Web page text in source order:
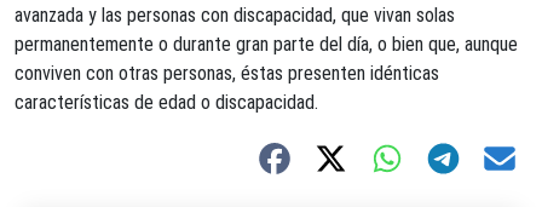
avanzada y las personas con discapacidad, que vivan solas
permanentemente o durante gran parte del día, o bien que, aunque
conviven con otras personas, éstas presenten idénticas
características de edad o discapacidad.